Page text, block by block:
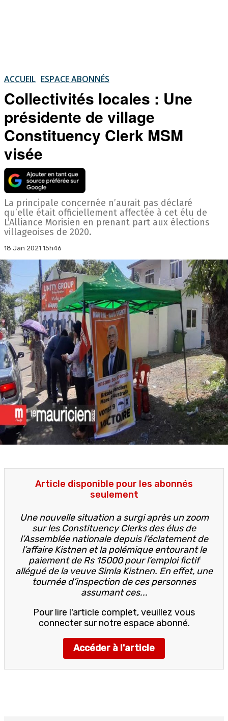
ACCUEIL ESPACE ABONNÉS
Collectivités locales : Une
présidente de village
Constituency Clerk MSM
visée
La principale concernée n’aurait pas déclaré
qu’elle était officiellement affectée à cet élu de
L’Alliance Morisien en prenant part aux élections
villageoises de 2020.
18 Jan 2021 15h46
Article disponible pour les abonnés
seulement
Une nouvelle situation a surgi après un zoom
sur les Constituency Clerks des élus de
l’Assemblée nationale depuis l’éclatement de
l’affaire Kistnen et la polémique entourant le
paiement de Rs 15000 pour l’emploi fictif
allégué de la veuve Simla Kistnen. En effet, une
tournée d’inspection de ces personnes
assumant ces...
Pour lire l'article complet, veuillez vous
connecter sur notre espace abonné.
Accéder à l'article